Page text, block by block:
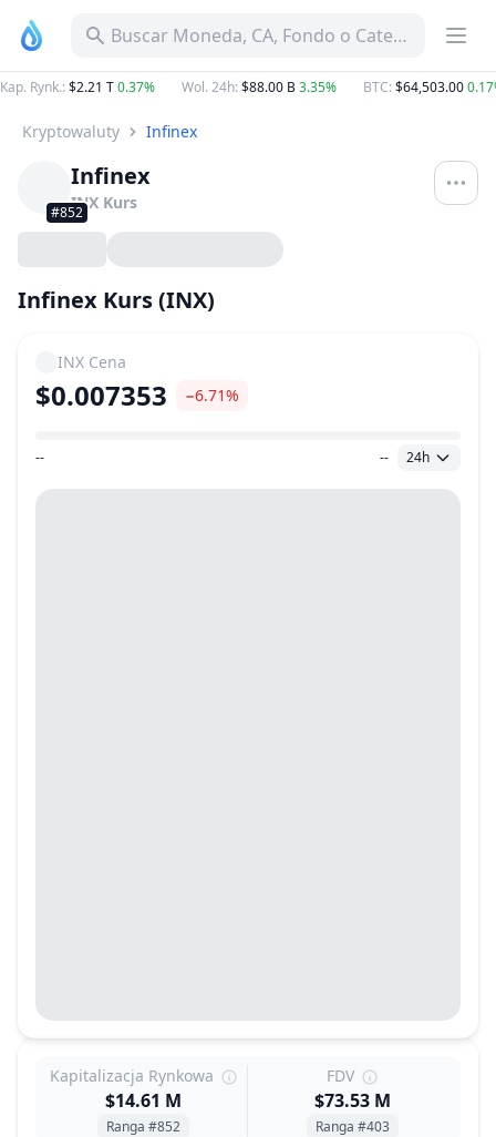
Buscar Moneda, CA, Fondo o Categoría
Kap. Rynk.: $2.21 T0.37% Wol. 24h: $88.00 B3.35% BTC: $64,503.00
Kryptowaluty Infinex
#852
Infinex
INX Kurs
Infinex Kurs (INX)
INX Cena
$0.007353 −6.71%
Zakres Cen
-- -- 24h
Kapitalizacja Rynkowa
$14.61 M
Ranga #852
FDV
$73.53 M
Ranga #403